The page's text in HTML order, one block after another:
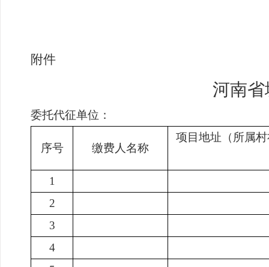
附件
河南
委托代征单位：
序号 缴费人名称
项目地址（所属村
1
2
3
4